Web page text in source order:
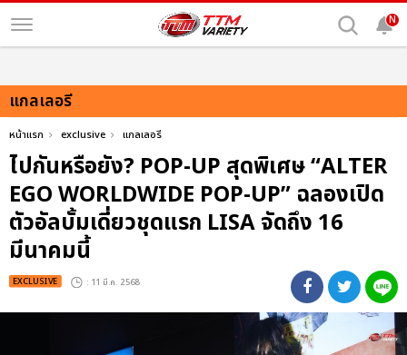
N
แกลเลอรี
หน้าแรก exclusive แกลเลอรี
ไปกันหรือยัง? POP-UP สุดพิเศษ “ALTER
EGO WORLDWIDE POP-UP” ฉลองเปิด
ตัวอัลบั้มเดี่ยวชุดแรก LISA จัดถึง 16
มีนาคมนี้
EXCLUSIVE : 11 มี.ค. 2568